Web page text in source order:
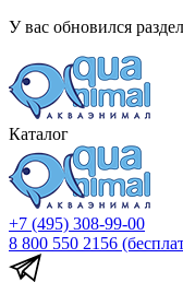
У вас обновился
Каталог
+7 (495) 308-99-00
8 800 550 2156